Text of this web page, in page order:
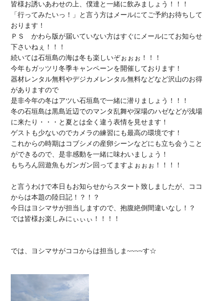
皆様お誘いあわせの上、僕達と一緒に飲みましょう！！！
「行ってみたいっ！」と言う方はメールにてご予約お待ちして
おります！
ＰＳ　かわら版が届いていない方はすぐにメールにてお知らせ
下さいねぇ！！！
続いては石垣島の海は冬も楽しいぞぉぉぉ！！！
今年もガッツリ冬季キャンペーンを開催しております！
器材レンタル無料やデジカメレンタル無料などなど沢山のお得
がありますので
是非今年の冬はアツい石垣島で一緒に潜りましょう！！！
冬の石垣島は黒島近辺でのマンタ乱舞や深場のハゼなどが浅場
に来たり・・・と夏とは全く違う表情を見せます！
ゲストも少ないのでカメラの練習にも最高の環境です！
これからの時期はコブシメの産卵シーンなどにも立ち会うこと
ができるので、是非感動を一緒に味わいましょう！
もちろん回遊魚もガンガン回ってますよぉぉぉ！！！！
と言うわけで本日もお知らせからスタート致しましたが、ココ
からは本題の陸日記！？！？
今日はヨシマサが担当しますので、抱腹絶倒間違いなし！？
では皆様お楽しみにぃぃぃ！！！！
では、ヨシマサがココからは担当しま~~~~す☆